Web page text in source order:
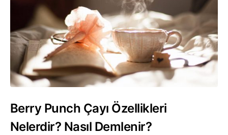
Berry Punch Çayı Özellikleri
Nelerdir? Nasıl Demlenir?